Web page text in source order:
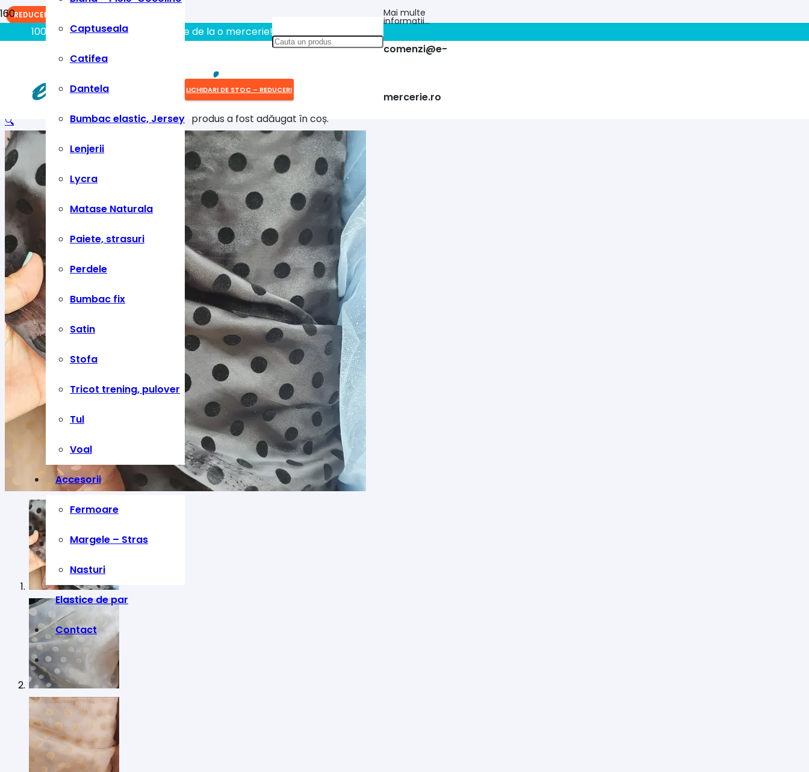
100% aici gasiti tot ce aveti nevoie de la o mercerie!!
Mai multe
informatii…
comenzi@e-
mercerie.ro
Captuseala
Catifea
Dantela
Bumbac elastic, Jersey
Lenjerii
Lycra
Matase Naturala
Paiete, strasuri
Perdele
Bumbac fix
Satin
Stofa
Tricot trening, pulover
Tul
Voal
Accesorii
Fermoare
Margele – Stras
Nasturi
Elastice de par
Contact
LICHIDARI DE STOC – REDUCERI
produsa fost adăugat în coș.
🔍
REDUCERI!